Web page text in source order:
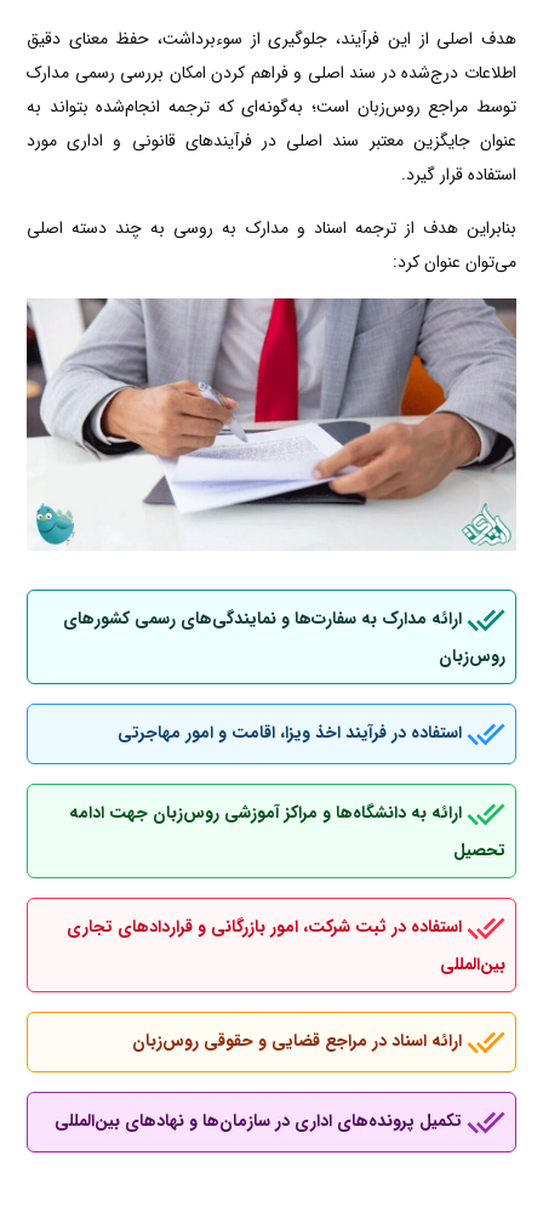
هدف اصلی از این فرآیند، جلوگیری از سوءبرداشت، حفظ معنای دقیق
اطلاعات درج‌شده در سند اصلی و فراهم کردن امکان بررسی رسمی مدارک
توسط مراجع روس‌زبان است؛ به‌گونه‌ای که ترجمه انجام‌شده بتواند به
عنوان جایگزین معتبر سند اصلی در فرآیندهای قانونی و اداری مورد
استفاده قرار گیرد.
بنابراین هدف از ترجمه اسناد و مدارک به روسی به چند دسته اصلی
می‌توان عنوان کرد:
ارائه مدارک به سفارت‌ها و نمایندگی‌های رسمی کشورهای
روس‌زبان
استفاده در فرآیند اخذ ویزا، اقامت و امور مهاجرتی
ارائه به دانشگاه‌ها و مراکز آموزشی روس‌زبان جهت ادامه
تحصیل
استفاده در ثبت شرکت، امور بازرگانی و قراردادهای تجاری
بین‌المللی
ارائه اسناد در مراجع قضایی و حقوقی روس‌زبان
تکمیل پرونده‌های اداری در سازمان‌ها و نهادهای بین‌المللی